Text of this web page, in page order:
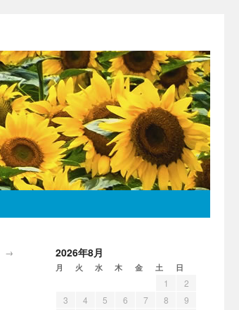
→ 2026年8月
月 火 水 木 金 土 日
1
2
3
4 5 6 7 8
9